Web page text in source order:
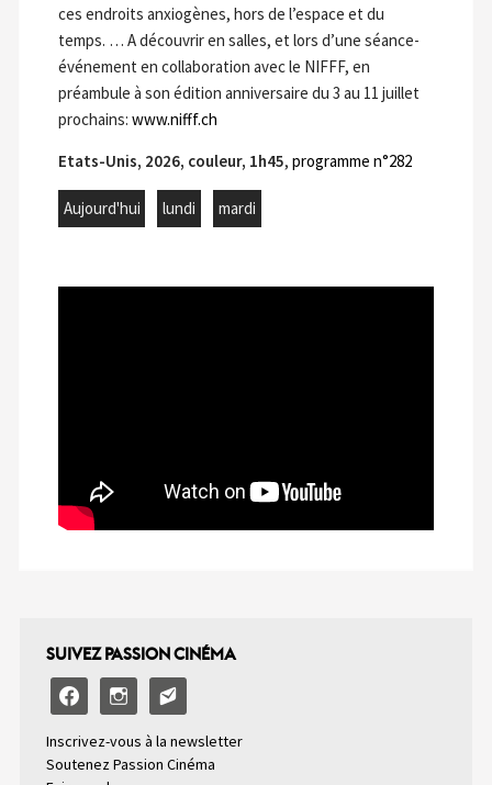
ces endroits anxiogènes, hors de l’espace et du
temps. … A découvrir en salles, et lors d’une séance-
événement en collaboration avec le NIFFF, en
préambule à son édition anniversaire du 3 au 11 juillet
prochains: www.nifff.ch
Etats-Unis, 2026, couleur, 1h45, programme n°282
Aujourd'hui lundi mardi
SUIVEZ PASSION CINÉMA
facebookinstagramemail-
alt2
Inscrivez-vous à la newsletter
Soutenez Passion Cinéma